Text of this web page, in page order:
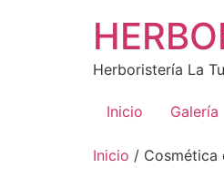
Herboristería La
Inicio Galería
Inicio / Cosmética